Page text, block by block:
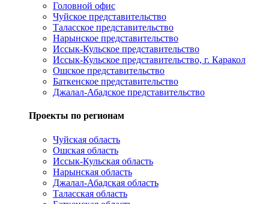
Головной офис
Чуйское представительство
Таласское представительство
Нарынское представительство
Иссык-Кульское представительство
Иссык-Кульское представительство, г. Каракол
Ошское представительство
Баткенское представительство
Джалал-Абадское представительство
Проекты по регионам
Чуйская область
Ошская область
Иссык-Кульская область
Нарынская область
Джалал-Абадская область
Таласская область